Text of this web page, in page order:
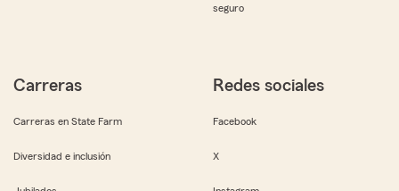
seguro
Carreras
Carreras en State Farm
Diversidad e inclusión
Redes sociales
Facebook
X